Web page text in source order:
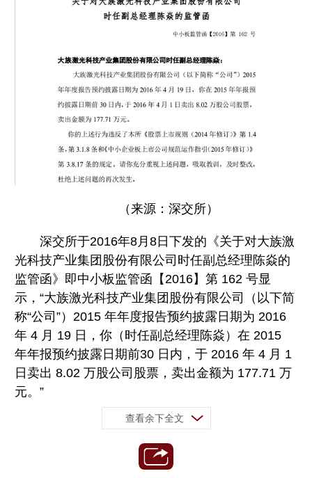
（来源：深交所）
深交所于2016年8月8日下发的《关于对大族激
光科技产业集团股份有限公司时任副总经理陈焱的
监管函》即中小板监管函【2016】第 162 号显
示，“大族激光科技产业集团股份有限公司（以下简
称“公司”）2015 年年度报告预约披露日期为 2016
年 4 月 19 日，你（时任副总经理陈焱）在 2015
年年报预约披露日期前30 日内，于 2016 年 4 月 1
日卖出 8.02 万股公司股票，卖出金额为 177.71 万
元。”
查看余下全文